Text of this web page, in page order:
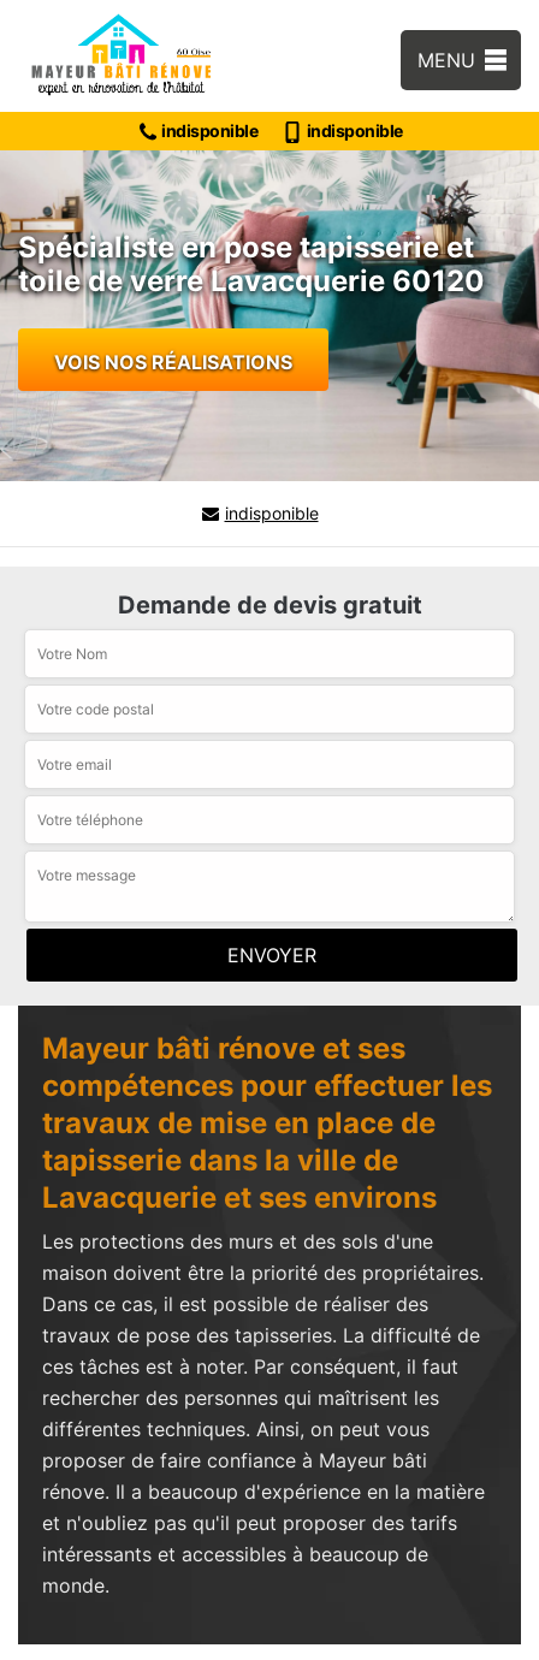
MENU
indisponible indisponible
Spécialiste en pose tapisserie et
toile de verre Lavacquerie 60120
VOIS NOS RÉALISATIONS
indisponible
Demande de devis gratuit
Mayeur bâti rénove et ses
compétences pour effectuer les
travaux de mise en place de
tapisserie dans la ville de
Lavacquerie et ses environs
Les protections des murs et des sols d'une
maison doivent être la priorité des propriétaires.
Dans ce cas, il est possible de réaliser des
travaux de pose des tapisseries. La difficulté de
ces tâches est à noter. Par conséquent, il faut
rechercher des personnes qui maîtrisent les
différentes techniques. Ainsi, on peut vous
proposer de faire confiance à Mayeur bâti
rénove. Il a beaucoup d'expérience en la matière
et n'oubliez pas qu'il peut proposer des tarifs
intéressants et accessibles à beaucoup de
monde.